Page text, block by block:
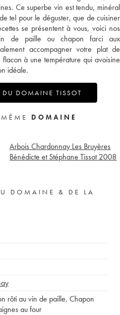
Ce superbe vin est tendu, minéral
tel pour le déguster, que de cuisiner
se présentent à vous, voici nos
de paille ou chapon farci aux
accompagner votre plat de
à une température qui avoisine
idéale.
DU DOMAINE TISSOT
DOMAINE
Arbois Chardonnay Les Bruyères
Bénédicte et Stéphane Tissot 2008
DOMAINE & DE LA
rôti au vin de paille, Chapon
au four